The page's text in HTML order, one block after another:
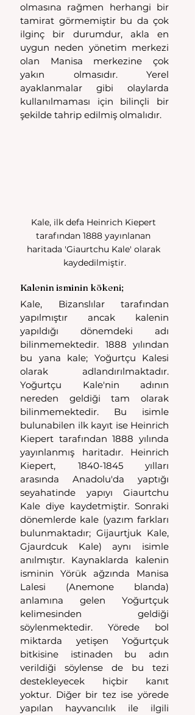
olmasına rağmen herhangi bir
tamirat görmemiştir bu da çok
ilginç bir durumdur, akla en
uygun neden yönetim merkezi
olan Manisa merkezine çok
yakın olmasıdır. Yerel
ayaklanmalar gibi olaylarda
kullanılmaması için bilinçli bir
şekilde tahrip edilmiş olmalıdır.
Kale, ilk defa Heinrich Kiepert
tarafından 1888 yayınlanan
haritada 'Giaurtchu Kale' olarak
kaydedilmiştir.
Kalenin isminin kökeni;
Kale, Bizanslılar tarafından
yapılmıştır ancak kalenin
yapıldığı dönemdeki adı
bilinmemektedir. 1888 yılından
bu yana kale; Yoğurtçu Kalesi
olarak adlandırılmaktadır.
Yoğurtçu Kale'nin adının
nereden geldiği tam olarak
bilinmemektedir. Bu isimle
bulunabilen ilk kayıt ise Heinrich
Kiepert tarafından 1888 yılında
yayınlanmış haritadır. Heinrich
Kiepert, 1840-1845 yılları
arasında Anadolu'da yaptığı
seyahatinde yapıyı Giaurtchu
Kale diye kaydetmiştir. Sonraki
dönemlerde kale (yazım farkları
bulunmaktadır; Gijaurtjuk Kale,
Gjaurdcuk Kale) aynı isimle
anılmıştır. Kaynaklarda kalenin
isminin Yörük ağzında Manisa
Lalesi (Anemone blanda)
anlamına gelen Yoğurtçuk
kelimesinden geldiği
söylenmektedir. Yörede bol
miktarda yetişen Yoğurtçuk
bitkisine istinaden bu adın
verildiği söylense de bu tezi
destekleyecek hiçbir kanıt
yoktur. Diğer bir tez ise yörede
yapılan hayvancılık ile ilgili